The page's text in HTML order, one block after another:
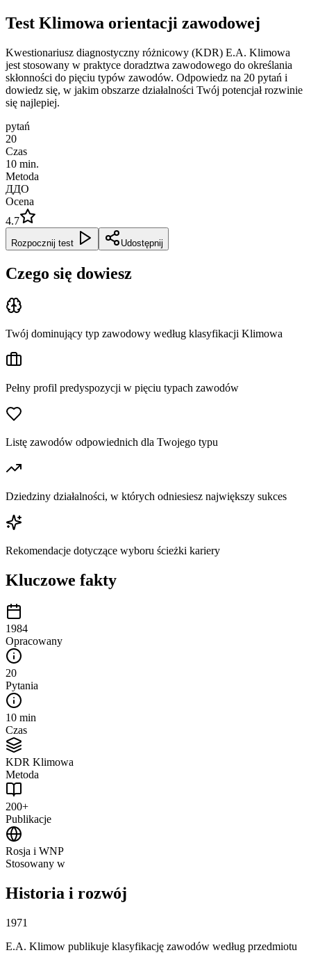
Test Klimowa orientacji zawodowej
Kwestionariusz diagnostyczny różnicowy (KDR) E.A. Klimowa
jest stosowany w praktyce doradztwa zawodowego do określania
skłonności do pięciu typów zawodów. Odpowiedz na 20 pytań i
dowiedz się, w jakim obszarze działalności Twój potencjał rozwinie
się najlepiej.
pytań
20
Czas
10 min.
Metoda
ДДО
Ocena
4.7
Rozpocznij test Udostępnij
Czego się dowiesz
Twój dominujący typ zawodowy według klasyfikacji Klimowa
Pełny profil predyspozycji w pięciu typach zawodów
Listę zawodów odpowiednich dla Twojego typu
Dziedziny działalności, w których odniesiesz największy sukces
Rekomendacje dotyczące wyboru ścieżki kariery
Kluczowe fakty
1984
Opracowany
20
Pytania
10 min
Czas
KDR Klimowa
Metoda
200+
Publikacje
Rosja i WNP
Stosowany w
Historia i rozwój
1971
E.A. Klimow publikuje klasyfikację zawodów według przedmiotu